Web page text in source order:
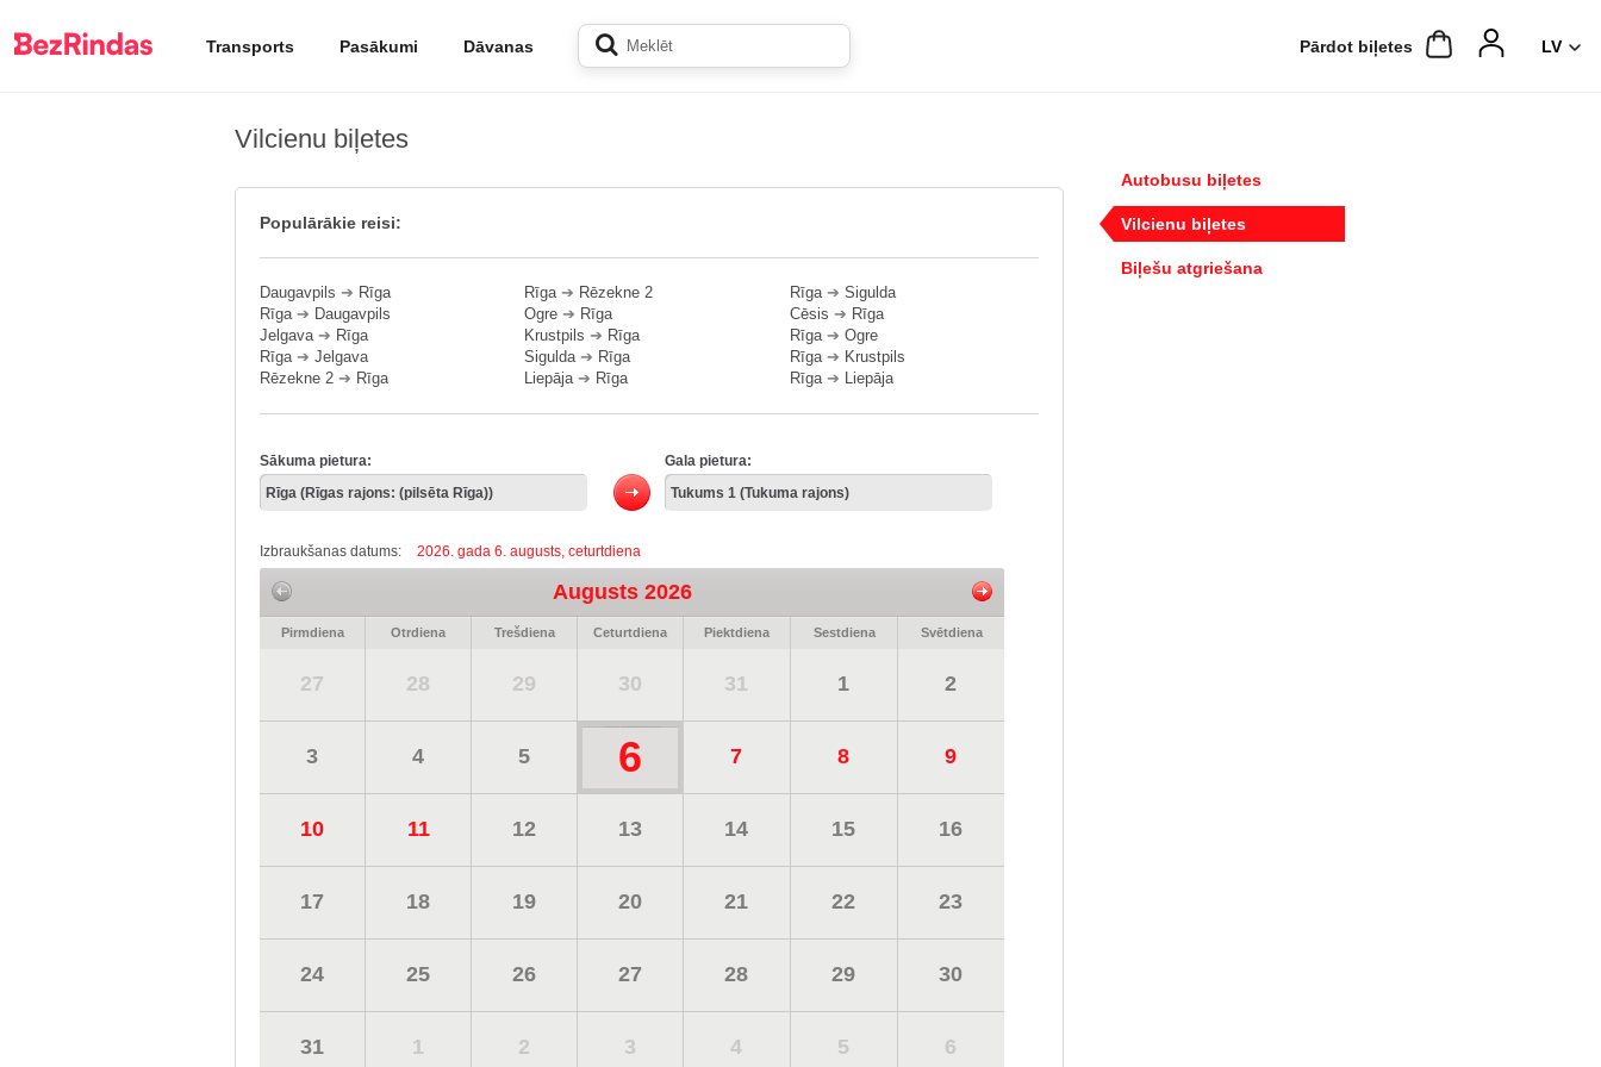
Transports Pasākumi Dāvanas Pārdot biļetes
Vilcienu biļetes
Populārākie reisi:
Daugavpils ➔ Rīga
Rīga➔ Daugavpils
Jelgava➔ Rīga
Rīga➔ Jelgava
Rēzekne 2 ➔ Rīga
Rīga➔ Rēzekne 2
Ogre ➔ Rīga
Krustpils ➔ Rīga
Sigulda➔ Rīga
Liepāja➔ Rīga
Rīga➔ Sigulda
Cēsis ➔ Rīga
Rīga➔ Ogre
Rīga➔ Krustpils
Rīga➔ Liepāja
Sākuma pietura: Gala pietura:
Izbraukšanas datums: 2026. gada 6. augusts, ceturtdiena
Augusts 2026
Pirmdiena Otrdiena Trešdiena Ceturtdiena Piektdiena Sestdiena Svētdiena
27 28 29 30 31 1 2
3 4 5 6 7 8 9
10 11 12 13 14 15 16
17 18 19 20 21 22 23
24 25 26 27 28 29 30
31 1 2 3 4 5 6
Autobusu biļetes
Vilcienu biļetes
Biļešu atgriešana